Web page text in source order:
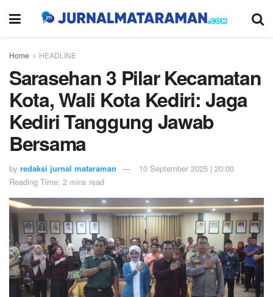
Home HEADLINE
Sarasehan 3 Pilar Kecamatan
Kota, Wali Kota Kediri: Jaga
Kediri Tanggung Jawab
Bersama
by redaksi jurnal mataraman
10 September 2025 | 20:00
Reading Time: 2 mins read